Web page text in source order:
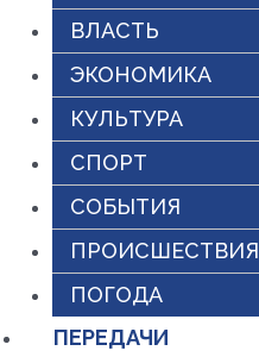
ВЛАСТЬ
ЭКОНОМИКА
КУЛЬТУРА
СПОРТ
СОБЫТИЯ
ПРОИСШЕСТВИЯ
ПОГОДА
ПЕРЕДАЧИ